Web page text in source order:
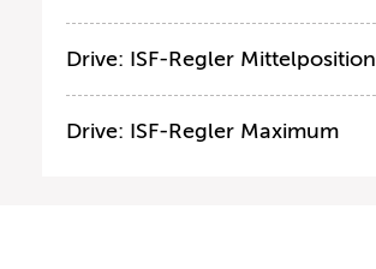
Drive: ISF-Regler Mittelposition
Drive: ISF-Regler Maximum